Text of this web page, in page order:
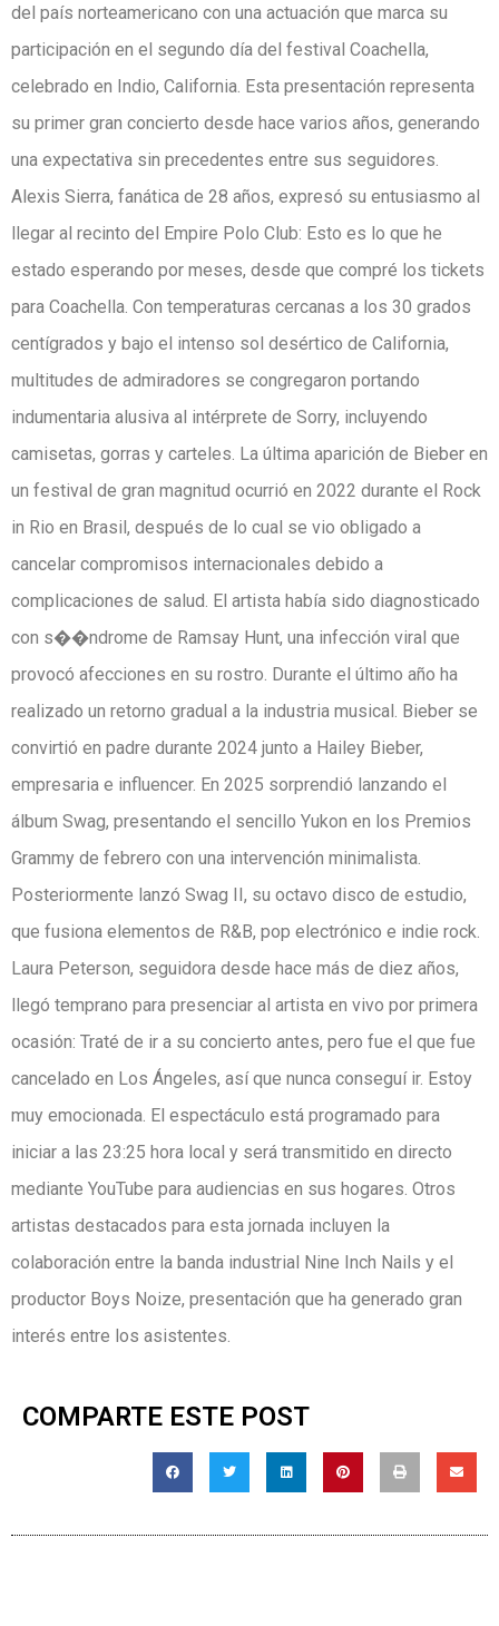
del país norteamericano con una actuación que marca su
participación en el segundo día del festival Coachella,
celebrado en Indio, California. Esta presentación representa
su primer gran concierto desde hace varios años, generando
una expectativa sin precedentes entre sus seguidores.
Alexis Sierra, fanática de 28 años, expresó su entusiasmo al
llegar al recinto del Empire Polo Club: Esto es lo que he
estado esperando por meses, desde que compré los tickets
para Coachella. Con temperaturas cercanas a los 30 grados
centígrados y bajo el intenso sol desértico de California,
multitudes de admiradores se congregaron portando
indumentaria alusiva al intérprete de Sorry, incluyendo
camisetas, gorras y carteles. La última aparición de Bieber en
un festival de gran magnitud ocurrió en 2022 durante el Rock
in Rio en Brasil, después de lo cual se vio obligado a
cancelar compromisos internacionales debido a
complicaciones de salud. El artista había sido diagnosticado
con s��ndrome de Ramsay Hunt, una infección viral que
provocó afecciones en su rostro. Durante el último año ha
realizado un retorno gradual a la industria musical. Bieber se
convirtió en padre durante 2024 junto a Hailey Bieber,
empresaria e influencer. En 2025 sorprendió lanzando el
álbum Swag, presentando el sencillo Yukon en los Premios
Grammy de febrero con una intervención minimalista.
Posteriormente lanzó Swag II, su octavo disco de estudio,
que fusiona elementos de R&B, pop electrónico e indie rock.
Laura Peterson, seguidora desde hace más de diez años,
llegó temprano para presenciar al artista en vivo por primera
ocasión: Traté de ir a su concierto antes, pero fue el que fue
cancelado en Los Ángeles, así que nunca conseguí ir. Estoy
muy emocionada. El espectáculo está programado para
iniciar a las 23:25 hora local y será transmitido en directo
mediante YouTube para audiencias en sus hogares. Otros
artistas destacados para esta jornada incluyen la
colaboración entre la banda industrial Nine Inch Nails y el
productor Boys Noize, presentación que ha generado gran
interés entre los asistentes.
COMPARTE ESTE POST